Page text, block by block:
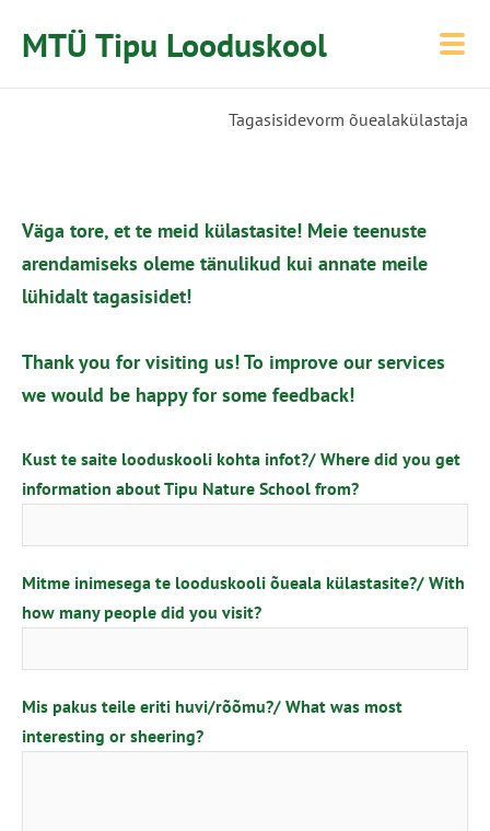
MTÜ Tipu Looduskool
Tagasisidevorm õuealakülastaja
Väga tore, et te meid külastasite! Meie teenuste
arendamiseks oleme tänulikud kui annate meile
lühidalt tagasisidet!
Thank you for visiting us! To improve our services
we would be happy for some feedback!
Kust te saite looduskooli kohta infot?/ Where did you get
information about Tipu Nature School from?
Mitme inimesega te looduskooli õueala külastasite?/ With
how many people did you visit?
Mis pakus teile eriti huvi/rõõmu?/ What was most
interesting or sheering?